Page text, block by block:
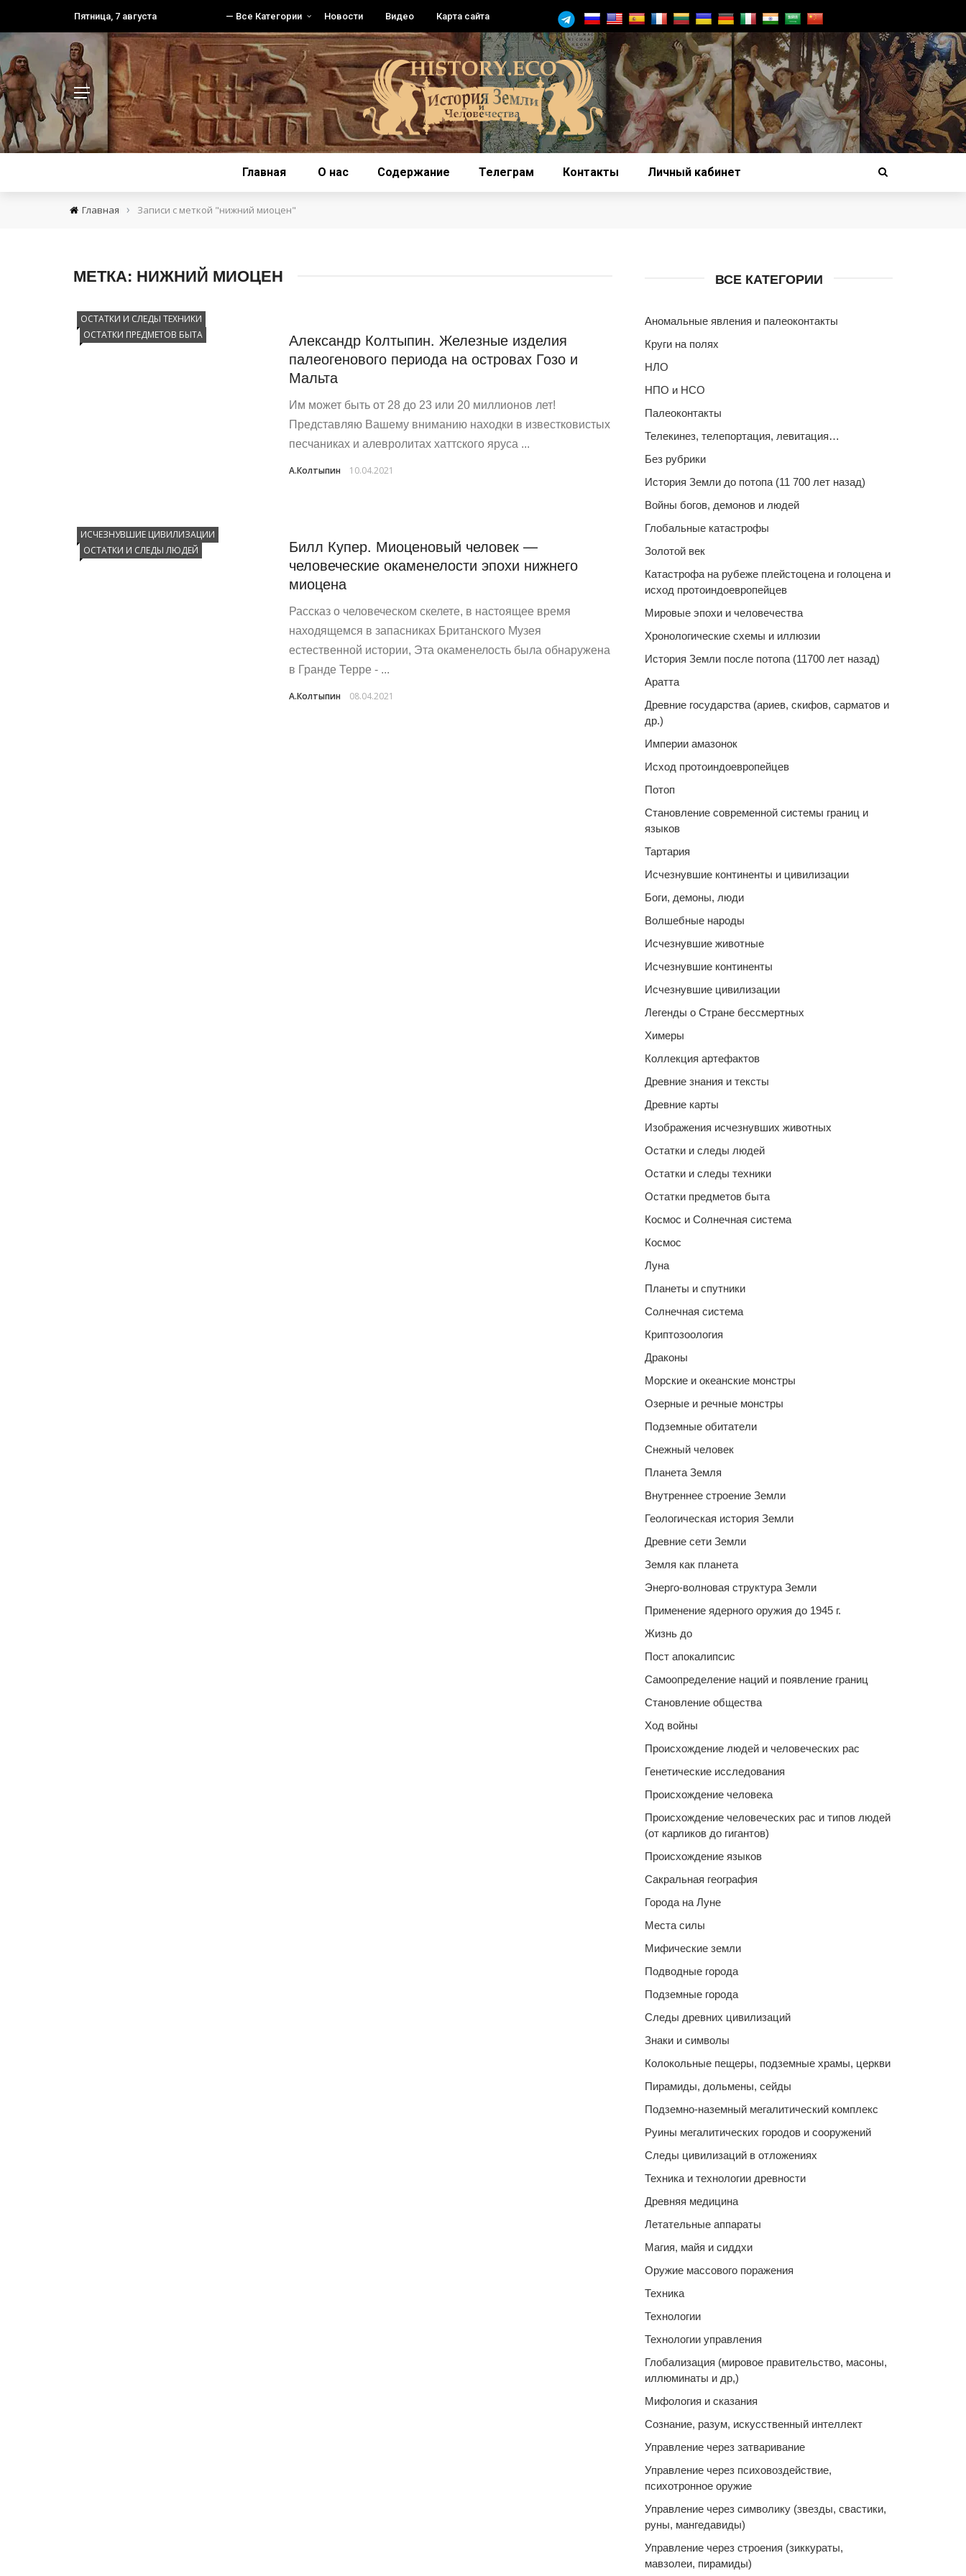
Пятница, 7 августа — Все Категории Новости Видео Карта сайта
Главная О нас Содержание Телеграм Контакты Личный кабинет
Главная › Записи с меткой "нижний миоцен"
МЕТКА: НИЖНИЙ МИОЦЕН
ОСТАТКИ И СЛЕДЫ ТЕХНИКИ
ОСТАТКИ ПРЕДМЕТОВ БЫТА
Александр Колтыпин. Железные изделия
палеогенового периода на островах Гозо и
Мальта
Им может быть от 28 до 23 или 20 миллионов лет!
Представляю Вашему вниманию находки в известковистых
песчаниках и алевролитах хаттского яруса ...
А.Колтыпин 10.04.2021
ИСЧЕЗНУВШИЕ ЦИВИЛИЗАЦИИ
ОСТАТКИ И СЛЕДЫ ЛЮДЕЙ
Билл Купер. Миоценовый человек —
человеческие окаменелости эпохи нижнего
миоцена
Рассказ о человеческом скелете, в настоящее время
находящемся в запасниках Британского Музея
естественной истории, Эта окаменелость была обнаружена
в Гранде Терре - ...
А.Колтыпин 08.04.2021
ВСЕ КАТЕГОРИИ
Аномальные явления и палеоконтакты
Круги на полях
НЛО
НПО и НСО
Палеоконтакты
Телекинез, телепортация, левитация…
Без рубрики
История Земли до потопа (11 700 лет назад)
Войны богов, демонов и людей
Глобальные катастрофы
Золотой век
Катастрофа на рубеже плейстоцена и голоцена и
исход протоиндоевропейцев
Мировые эпохи и человечества
Хронологические схемы и иллюзии
История Земли после потопа (11700 лет назад)
Аратта
Древние государства (ариев, скифов, сарматов и
др.)
Империи амазонок
Исход протоиндоевропейцев
Потоп
Становление современной системы границ и
языков
Тартария
Исчезнувшие континенты и цивилизации
Боги, демоны, люди
Волшебные народы
Исчезнувшие животные
Исчезнувшие континенты
Исчезнувшие цивилизации
Легенды о Стране бессмертных
Химеры
Коллекция артефактов
Древние знания и тексты
Древние карты
Изображения исчезнувших животных
Остатки и следы людей
Остатки и следы техники
Остатки предметов быта
Космос и Солнечная система
Космос
Луна
Планеты и спутники
Солнечная система
Криптозоология
Драконы
Морские и океанские монстры
Озерные и речные монстры
Подземные обитатели
Снежный человек
Планета Земля
Внутреннее строение Земли
Геологическая история Земли
Древние сети Земли
Земля как планета
Энерго-волновая структура Земли
Применение ядерного оружия до 1945 г.
Жизнь до
Пост апокалипсис
Самоопределение наций и появление границ
Становление общества
Ход войны
Происхождение людей и человеческих рас
Генетические исследования
Происхождение человека
Происхождение человеческих рас и типов людей
(от карликов до гигантов)
Происхождение языков
Сакральная география
Города на Луне
Места силы
Мифические земли
Подводные города
Подземные города
Следы древних цивилизаций
Знаки и символы
Колокольные пещеры, подземные храмы, церкви
Пирамиды, дольмены, сейды
Подземно-наземный мегалитический комплекс
Руины мегалитических городов и сооружений
Следы цивилизаций в отложениях
Техника и технологии древности
Древняя медицина
Летательные аппараты
Магия, майя и сиддхи
Оружие массового поражения
Техника
Технологии
Технологии управления
Глобализация (мировое правительство, масоны,
иллюминаты и др,)
Мифология и сказания
Сознание, разум, искусственный интеллект
Управление через затваривание
Управление через психовоздействие,
психотронное оружие
Управление через символику (звезды, свастики,
руны, мангедавиды)
Управление через строения (зиккураты,
мавзолеи, пирамиды)